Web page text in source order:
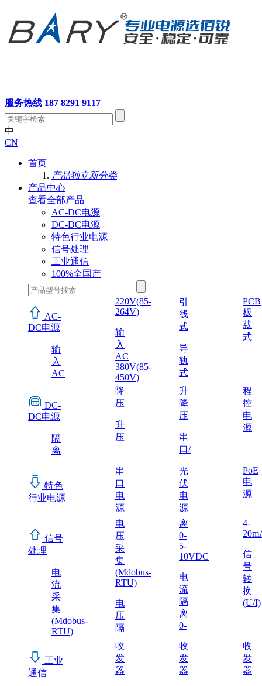
服务热线 187 8291 9117
中
CN
首页
产品独立新分类
产品中心
查看全部产品
AC-DC电源
DC-DC电源
特色行业电源
信号处理
工业通信
100%全国产
AC-
DC电源
输
入
AC
220V(85-
264V)
输
入
AC
380V(85-
450V)
引
线
式
导
轨
式
PCB
板
载
式
DC-
DC电源
隔
离
降
压
升
压
升
降
压
串
口/
程
控
电
源
特色
行业电源
串
口
电
源
光
伏
电
源
PoE
电
源
信号
处理
电
流
采
集
(Mdobus-
RTU)
电
压
采
集
(Mdobus-
RTU)
电
压
隔
离
0-
5-
10VDC
电
流
隔
离
0-
4-
信
号
转
换
(U/I)
工业
通信
收
发
器
收
发
器
收
发
器